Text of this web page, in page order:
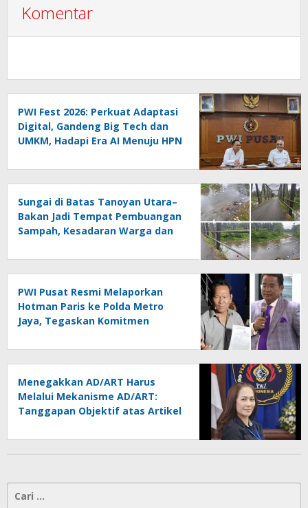
Komentar
PWI Fest 2026: Perkuat Adaptasi
Digital, Gandeng Big Tech dan
UMKM, Hadapi Era AI Menuju HPN
Sungai di Batas Tanoyan Utara–
Bakan Jadi Tempat Pembuangan
Sampah, Kesadaran Warga dan
Dipertanyakan
PWI Pusat Resmi Melaporkan
Hotman Paris ke Polda Metro
Jaya, Tegaskan Komitmen
Menegakkan AD/ART Harus
Melalui Mekanisme AD/ART:
Tanggapan Objektif atas Artikel
Konspirasi Melanggar Aturan”
untuk: